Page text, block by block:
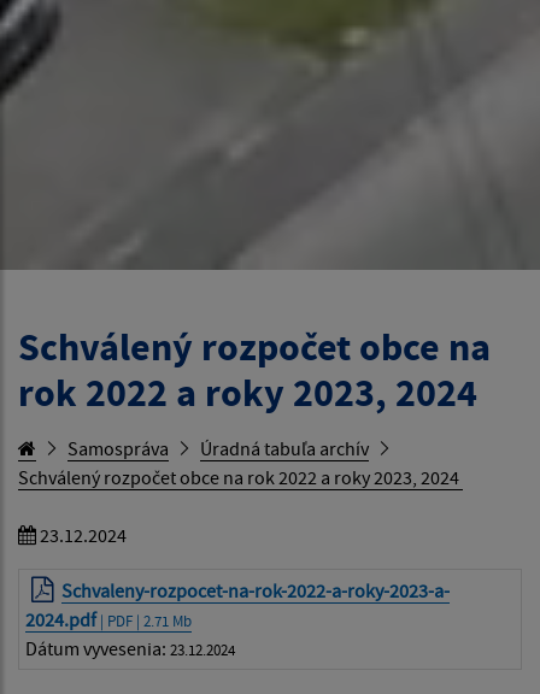
Schválený rozpočet obce na
rok 2022 a roky 2023, 2024
Samospráva
Úradná tabuľa archív
Schválený rozpočet obce na rok 2022 a roky 2023, 2024
23.12.2024
Schvaleny-rozpocet-na-rok-2022-a-roky-2023-a-
2024.pdf | PDF | 2.71 Mb
Dátum vyvesenia: 23.12.2024